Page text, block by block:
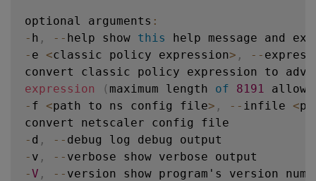
optional arguments :
- h , -- help show this
- e <classic policy expression> , --
expression ( maximum length of 8191
- f <path to ns config file> , -- infile <
- d , --
- v , --
-V , -- version show program's version